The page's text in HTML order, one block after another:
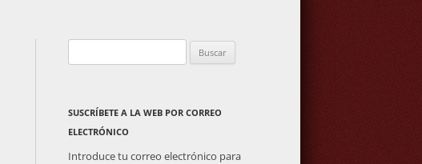
GENERAL
PLAZA DE TOROSACTIVIDADES PARROQUIALES
SUSCRÍBETE A LA WEB POR CORREO
ELECTRÓNICO
Introduce tu correo electrónico para